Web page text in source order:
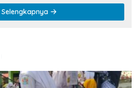
Selengkapnya